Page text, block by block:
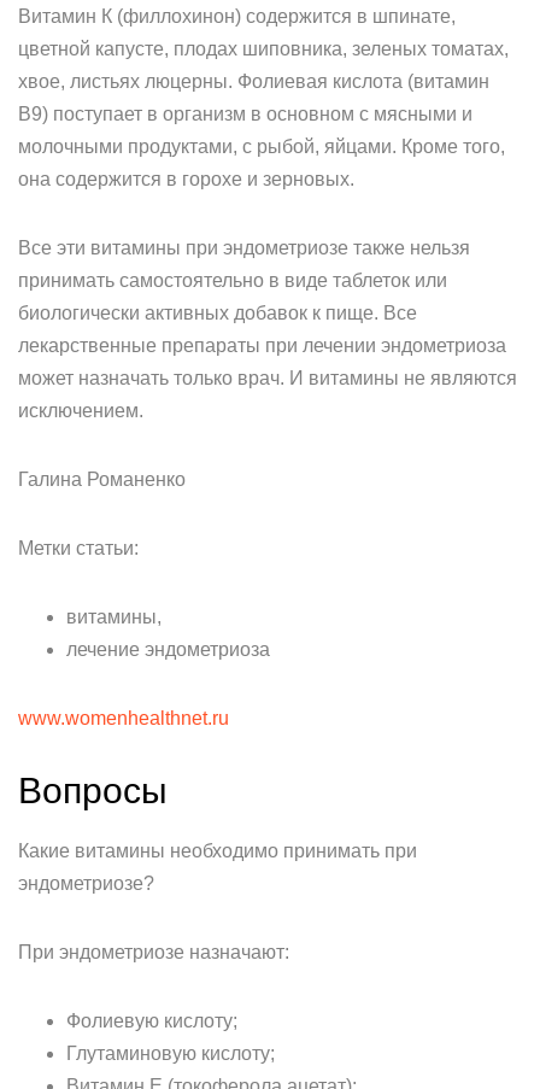
Витамин К (филлохинон) содержится в шпинате,
цветной капусте, плодах шиповника, зеленых томатах,
хвое, листьях люцерны. Фолиевая кислота (витамин
В9) поступает в организм в основном с мясными и
молочными продуктами, с рыбой, яйцами. Кроме того,
она содержится в горохе и зерновых.
Все эти витамины при эндометриозе также нельзя
принимать самостоятельно в виде таблеток или
биологически активных добавок к пище. Все
лекарственные препараты при лечении эндометриоза
может назначать только врач. И витамины не являются
исключением.
Галина Романенко
Метки статьи:
витамины,
лечение эндометриоза
www.womenhealthnet.ru
Вопросы
Какие витамины необходимо принимать при
эндометриозе?
При эндометриозе назначают:
Фолиевую кислоту;
Глутаминовую кислоту;